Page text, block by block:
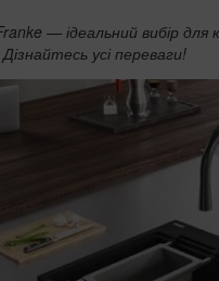
— ідеальний вибір для
усі переваги!